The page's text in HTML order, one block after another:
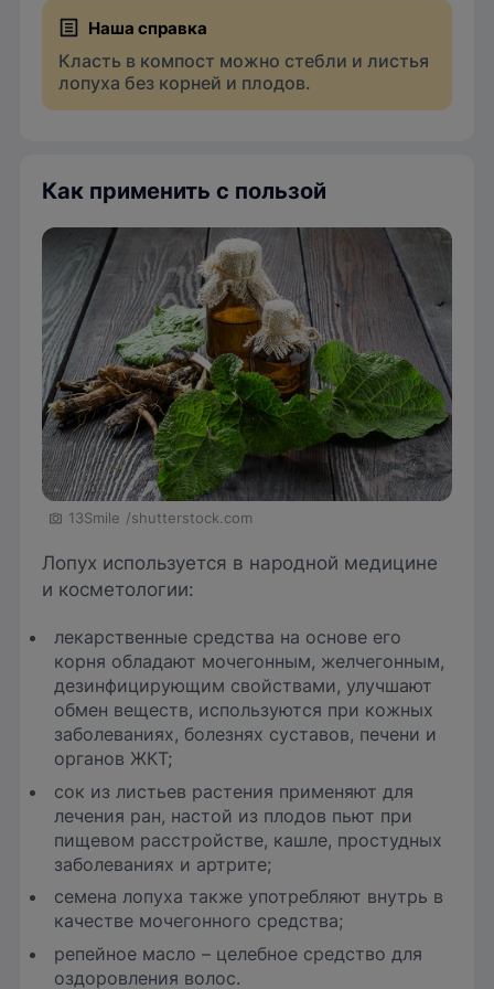
Класть в компост можно стебли и листья
лопуха без корней и плодов.
Как применить с пользой
13Smile /shutterstock.com
Лопух используется в народной медицине
и косметологии:
лекарственные средства на основе его
корня обладают мочегонным, желчегонным,
дезинфицирующим свойствами, улучшают
обмен веществ, используются при кожных
заболеваниях, болезнях суставов, печени и
органов ЖКТ;
сок из листьев растения применяют для
лечения ран, настой из плодов пьют при
пищевом расстройстве, кашле, простудных
заболеваниях и артрите;
семена лопуха также употребляют внутрь в
качестве мочегонного средства;
репейное масло – целебное средство для
оздоровления волос.